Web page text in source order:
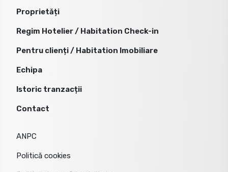
Proprietăți
Regim Hotelier / Habitation Check-in
Pentru clienți / Habitation Imobiliare
Echipa
Istoric tranzacții
Contact
ANPC
Politică cookies